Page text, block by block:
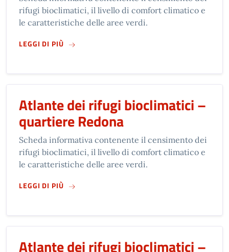
rifugi bioclimatici, il livello di comfort climatico e
le caratteristiche delle aree verdi.
LEGGI DI PIÙSUATLANTE DEI RIFUGI BIOCLIMATICI –
Atlante dei rifugi bioclimatici –
quartiere Redona
Scheda informativa contenente il censimento dei
rifugi bioclimatici, il livello di comfort climatico e
le caratteristiche delle aree verdi.
LEGGI DI PIÙSUATLANTE DEI RIFUGI BIOCLIMATICI –
Atlante dei rifugi bioclimatici –